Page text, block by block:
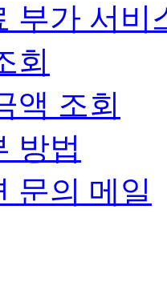
부가 서비
회
액 조회
방법
문의 메일